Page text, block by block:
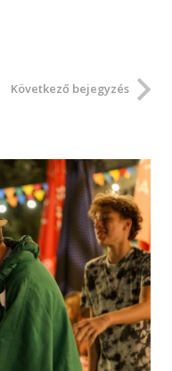
Következő bejegyzés